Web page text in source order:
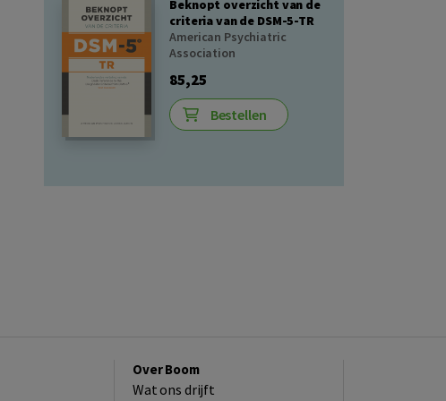
Beknopt overzicht van de
criteria van de DSM-5-TR
American Psychiatric
Association
85,25
Bestellen
Over Boom
Wat ons drijft